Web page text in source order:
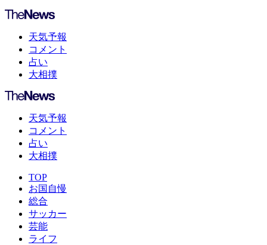
天気予報
コメント
占い
大相撲
天気予報
コメント
占い
大相撲
TOP
お国自慢
総合
サッカー
芸能
ライフ